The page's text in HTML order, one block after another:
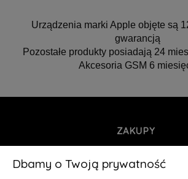
Urządzenia marki Apple objęte są
gwarancją
Pozostałe produkty posiadają 24
Akcesoria GSM 6
ZAKUPY
INFORMACJE
Dbamy o Twoją prywatność